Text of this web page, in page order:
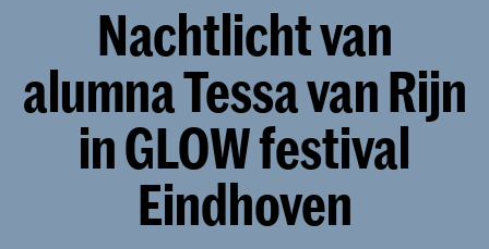
Nachtlicht van
alumna Tessa van Rijn
in GLOW festival
Eindhoven